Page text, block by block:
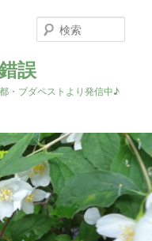
誤
・ブダペストより発信中♪
索